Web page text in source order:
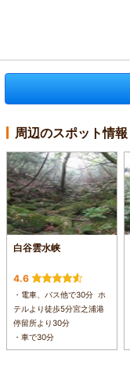
周辺のスポット情報
白谷雲水峡
4.6
・電車、バス他で30分 ホ
テルより徒歩5分宮之浦港
停留所より30分
・車で30分